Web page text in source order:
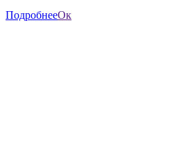
ПодробнееОк